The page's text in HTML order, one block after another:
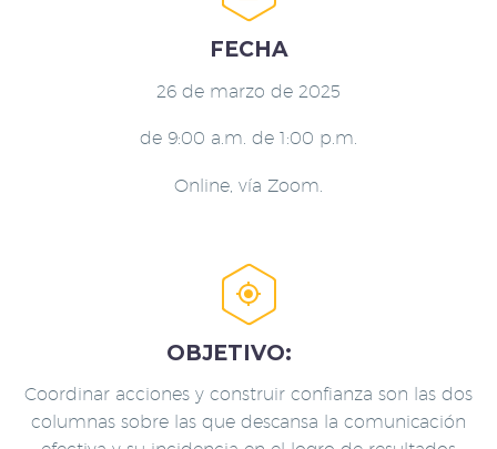
FECHA
26 de marzo de 2025
de 9:00 a.m. de 1:00 p.m.
Online, vía Zoom.


OBJETIVO:
Coordinar acciones y construir confianza son las dos
columnas sobre las que descansa la comunicación